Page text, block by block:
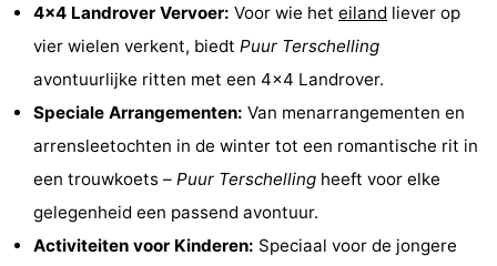
Minigolfbanen
Wellness
centra
Natuur
Rondleidingen
Sporten
-
4x4 Landrover Vervoer: Voor wie het eiland liever op
vier wielen verkent, biedt Puur Terschelling
avontuurlijke ritten met een 4x4 Landrover.
Speciale Arrangementen: Van menarrangementen en
arrensleetochten in de winter tot een romantische rit in
een trouwkoets – Puur Terschelling heeft voor elke
gelegenheid een passend avontuur.
Activiteiten voor Kinderen: Speciaal voor de jongere